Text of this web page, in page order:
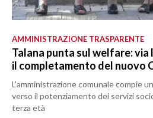
AMMINISTRAZIONE TRASPARENTE
Talana punta sul welfare:
il completamento del nuovo
L'amministrazione comunale compie
verso il potenziamento dei servizi
terza età